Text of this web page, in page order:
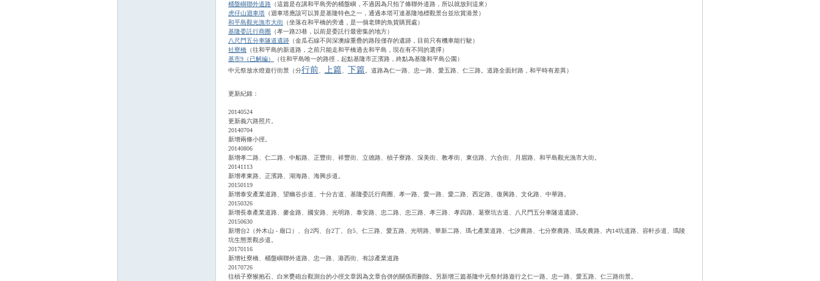
桶盤嶼聯外道路 （這篇是在講和平島旁的桶盤嶼，不過因為只拍了條聯外道路，所以就放到這來）
虎仔山迴車塔 （迴車塔應該可以算是基隆特色之一，通過本塔可達基隆地標觀景台並欣賞港景）
和平島觀光漁市大街 （坐落在和平橋的旁邊，是一個老牌的魚貨購買處）
基隆委託行商圈 （孝一路23巷，以前是委託行最密集的地方）
八尺門五分車隧道遺跡 （金瓜石線不與深澳線重疊的路段僅存的遺跡，目前只有機車能行駛）
社寮橋 （往和平島的新道路，之前只能走和平橋過去和平島，現在有不同的選擇）
基市9（已解編）
（往和平島唯一的路徑，起點基隆市正濱路，終點為基隆和平島公園）
中元祭放水燈遊行街景（分行前 上篇 下篇 。道路為仁一路、忠一路、愛五路、仁三路。道路全面封路，和平時有差異）
更新紀錄：
20140524
更新義六路照片。
20140704
新增兩條小徑。
20140806
新增孝二路、仁二路、中船路、正豐街、祥豐街、立德路、槓子寮路、深美街、教孝街、東信路、六合街、月眉路、和平島觀光漁市大街。
20141113
新增孝東路、正濱路、湖海路、海興步道。
20150119
新增泰安產業道路、望幽谷步道、十分古道、基隆委託行商圈、孝一路、愛一路、愛二路、西定路、復興路、文化路、中華路。
20150326
新增長泰產業道路、麥金路、國安路、光明路、泰安路、忠二路、忠三路、孝三路、孝四路、荖寮坑古道、八尺門五分車隧道遺跡。
20150630
新增台2（外木山 - 廟口）、台2丙、台2丁、台5、仁三路、愛五路、光明路、華新二路、瑪七產業道路、七汐農路、七分寮農路、瑪友農路、內14坑道路、容軒步道、瑪陵
坑生態景觀步道。
20170116
新增社寮橋、桶盤嶼聯外道路、忠一路、港西街、有諒產業道路
20170726
往槓子寮猴抱石、白米甕砲台觀測台的小徑文章因為文章合併的關係而刪除。 另新增三篇基隆中元祭封路遊行之仁一路、忠一路、愛五路、仁三路街景。